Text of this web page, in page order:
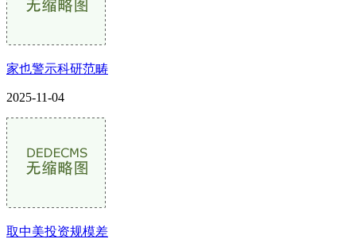
家也警示科研范畴
2025-11-04
取中美投资规模差